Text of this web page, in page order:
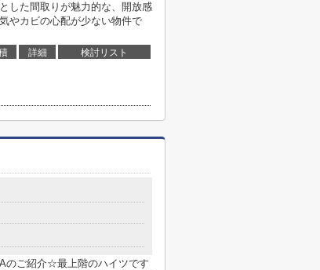
した間取りが魅力的な、開放感
やカビの心配が少ない物件で
詳細 検討リスト
のご紹介☆最上階のハイツです